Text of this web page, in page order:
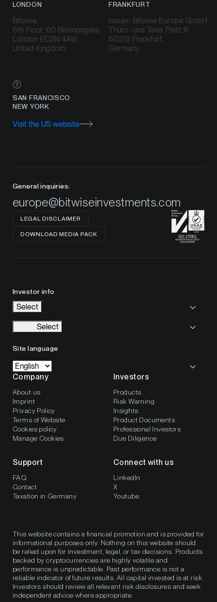
LONDON
Bitwise,
6th Floor, 60 Bishopsgate,
London EC2N 4AW,
United Kingdom
FRANKFURT
Issuer: Bitwise Europe GmbH
Thurn- und Taxis Platz 6
60313 Frankfurt,
Germany
SAN FRANCISCO
NEW YORK
Visit the US website
General inquiries:
europe@bitwiseinvestments.com
LEGAL DISCLAIMER
DOWNLOAD MEDIA PACK
Investor info
Select
Select
Site language
Company
About us
Imprint
Privacy Policy
Terms of Website
Cookies policy
Manage Cookies
Investors
Products
Risk Warning
Insights
Product Documents
Professional Investors
Due Diligence
Support
FAQ
Contact
Taxation in Germany
Connect with us
LinkedIn
X
Youtube
This website contains a financial promotion and is provided for
informational purposes only. Nothing on this website should
be relied upon for investment, legal, or tax decisions. Products
backed by cryptocurrencies are highly volatile and
performance is unpredictable. Past performance is not a
reliable indicator of future results. All capital invested is at risk.
Investors should review all relevant risk disclosures and seek
independent advice where appropriate.